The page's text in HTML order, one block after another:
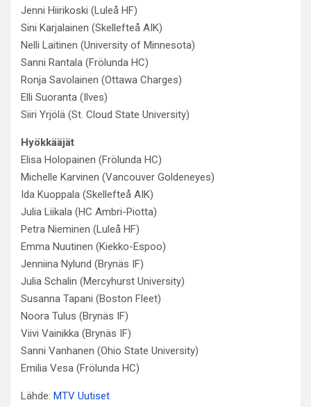
Jenni Hiirikoski (Luleå HF)
Sini Karjalainen (Skellefteå AIK)
Nelli Laitinen (University of Minnesota)
Sanni Rantala (Frölunda HC)
Ronja Savolainen (Ottawa Charges)
Elli Suoranta (Ilves)
Siiri Yrjölä (St. Cloud State University)
Hyökkääjät
Elisa Holopainen (Frölunda HC)
Michelle Karvinen (Vancouver Goldeneyes)
Ida Kuoppala (Skellefteå AIK)
Julia Liikala (HC Ambri-Piotta)
Petra Nieminen (Luleå HF)
Emma Nuutinen (Kiekko-Espoo)
Jenniina Nylund (Brynäs IF)
Julia Schalin (Mercyhurst University)
Susanna Tapani (Boston Fleet)
Noora Tulus (Brynäs IF)
Viivi Vainikka (Brynäs IF)
Sanni Vanhanen (Ohio State University)
Emilia Vesa (Frölunda HC)
Lähde: MTV Uutiset